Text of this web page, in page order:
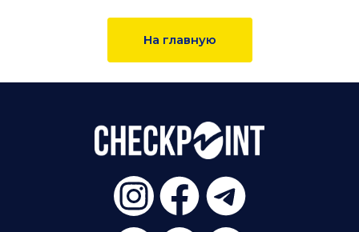
На главную